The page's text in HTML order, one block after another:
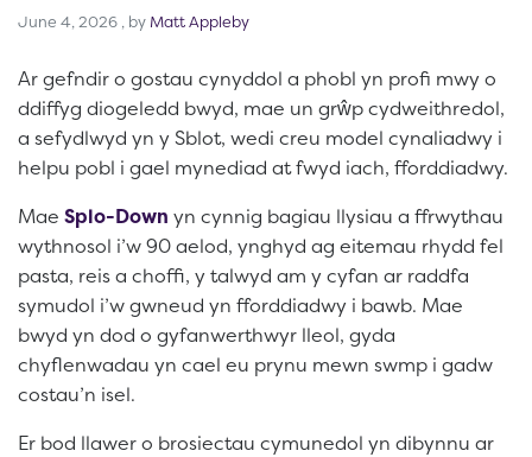
June 4, 2026 June 4, 2026
, by Matt Appleby
Ar gefndir o gostau cynyddol a phobl yn profi mwy o
ddiffyg diogeledd bwyd, mae un grŵp cydweithredol,
a sefydlwyd yn y Sblot, wedi creu model cynaliadwy i
helpu pobl i gael mynediad at fwyd iach, fforddiadwy.
Mae Splo-Down yn cynnig bagiau llysiau a ffrwythau
wythnosol i’w 90 aelod, ynghyd ag eitemau rhydd fel
pasta, reis a choffi, y talwyd am y cyfan ar raddfa
symudol i’w gwneud yn fforddiadwy i bawb. Mae
bwyd yn dod o gyfanwerthwyr lleol, gyda
chyflenwadau yn cael eu prynu mewn swmp i gadw
costau’n isel.
Er bod llawer o brosiectau cymunedol yn dibynnu ar